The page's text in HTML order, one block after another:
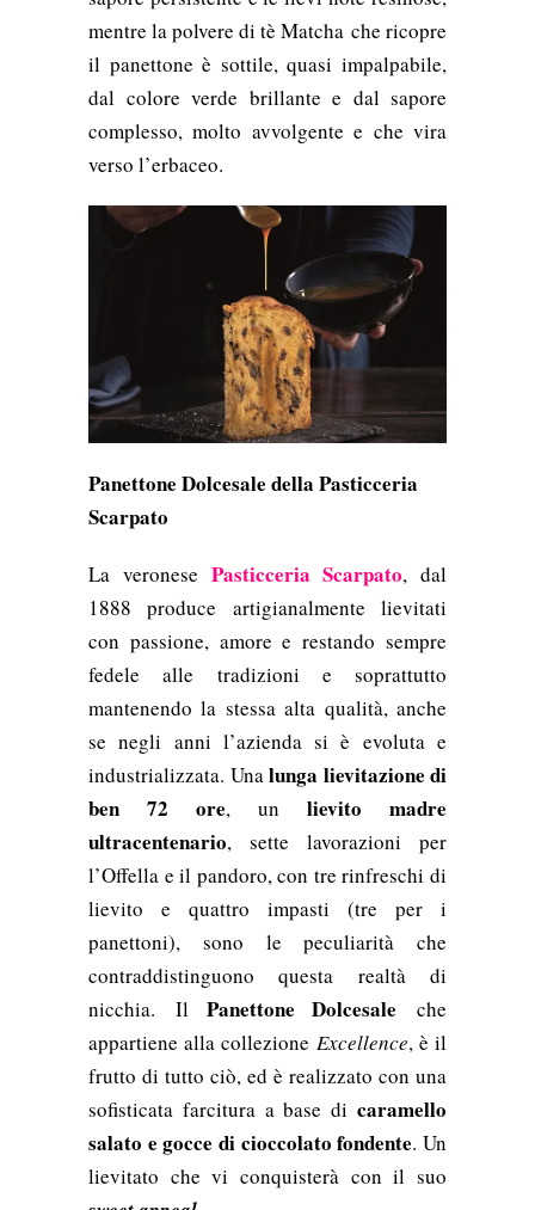
mentre la polvere di tè Matcha che ricopre
il panettone è sottile, quasi impalpabile,
dal colore verde brillante e dal sapore
complesso, molto avvolgente e che vira
verso l’erbaceo.
Panettone Dolcesale della Pasticceria
Scarpato
La veronese Pasticceria Scarpato, dal
1888 produce artigianalmente lievitati
con passione, amore e restando sempre
fedele alle tradizioni e soprattutto
mantenendo la stessa alta qualità, anche
se negli anni l’azienda si è evoluta e
industrializzata. Unalunga lievitazione di
ben 72 ore, un lievito madre
ultracentenario, sette lavorazioni per
l’Offella e il pandoro, con tre rinfreschi di
lievito e quattro impasti (tre per i
panettoni), sono le peculiarità che
contraddistinguono questa realtà di
nicchia. Il Panettone Dolcesale che
appartiene alla collezione Excellence, è il
frutto di tutto ciò, ed è realizzato con una
sofisticata farcitura a base di caramello
salato egocce di cioccolato fondente. Un
lievitato che vi conquisterà con il suo